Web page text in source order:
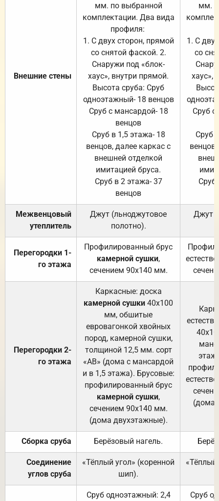
Внешние стены
мм. по выбранной
комплектации. Два вида
профиля:
1. С двух сторон, прямой
со снятой фаской. 2.
Снаружи под «блок-
хаус», внутри прямой.
Высота сруба: Сруб
одноэтажный- 18 венцов
Сруб с мансардой- 18
венцов
Сруб в 1,5 этажа- 18
венцов, далее каркас с
внешней отделкой
имитацией бруса.
Сруб в 2 этажа- 37
венцов
мм.
1. С
со
хаус»,
Сруб с
Сруб
Сруб
Межвенцовый
утеплитель
Джут (льноджутовое
полотно).
Джут
Перегородки 1-
го этажа
Профилированный брус
камерной сушки,
сечением 90х140 мм.
Перегородки 2-
го этажа
Каркасные: доска
камерной сушки 40х100
мм, обшитые
евровагонкой хвойных
пород, камерной сушки,
толщиной 12,5 мм. сорт
«АВ» (дома с мансардой
и в 1,5 этажа). Брусовые:
профилированный брус
камерной сушки,
сечением 90х140 мм.
(дома двухэтажные).
(дома
Сборка сруба Берёзовый нагель.
Соединение
углов сруба
«Тёплый угол» (коренной
шип).
«Тёплый
Сруб одноэтажный: 2,4
Сруб